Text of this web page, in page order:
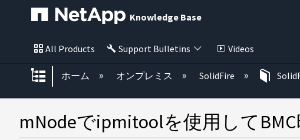
Knowledge Base
All Products Support Bulletins Videos
グローバル階層を展開/折りたたむ
ホーム オンプレミス SolidFire
mNodeでipmitoolを使用して